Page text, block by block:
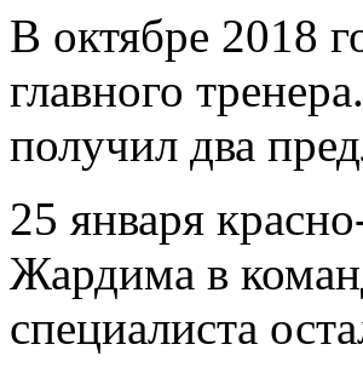
В октябре 2018
главного
получил два
25 января
Жардима в
специалиста